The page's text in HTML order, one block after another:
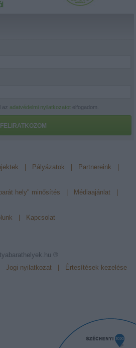
azadatvédelmi nyilatkozatot elfogadom.
FELIRATKOZOM
Pályázatok Partnereink
hely" minősítés Médiaajánlat
Kapcsolat
®
Jogi nyilatkozat Értesítések kezelése